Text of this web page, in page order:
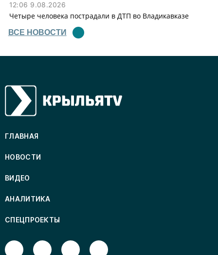
12:06 9.08.2026
Четыре человека пострадали в ДТП во Владикавказе
ВСЕ НОВОСТИ
ГЛАВНАЯ
НОВОСТИ
ВИДЕО
АНАЛИТИКА
СПЕЦПРОЕКТЫ